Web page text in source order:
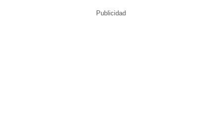
Publicidad